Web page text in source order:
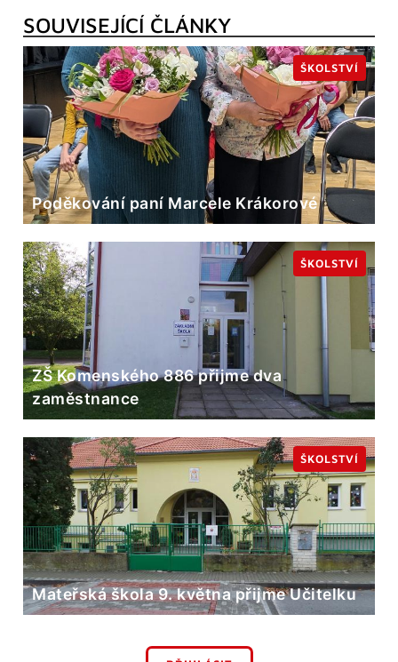
SOUVISEJÍCÍ ČLÁNKY
Poděkování paní Marcele Krákorové
ŠKOLSTVÍ
ZŠ Komenského 886 přijme dva
zaměstnance
ŠKOLSTVÍ
Mateřská škola 9. května přijme Učitelku
ŠKOLSTVÍ